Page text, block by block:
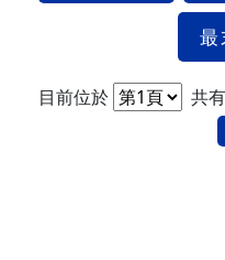
最
目前位於 共有